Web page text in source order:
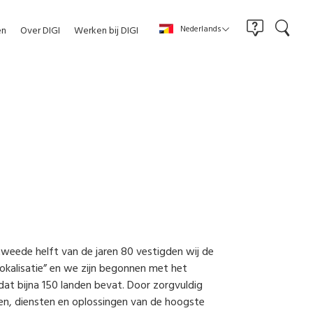
Over DIGI Werken bij DIGI Nederlands
helft van de jaren 80 vestigden wij de
en we zijn begonnen met het
bijna 150 landen bevat. Door zorgvuldig
diensten en oplossingen van de hoogste